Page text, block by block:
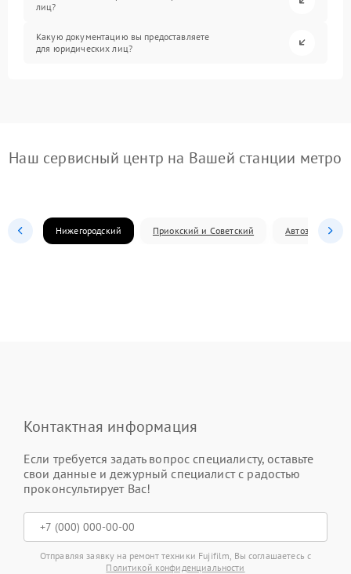
лиц?
Какую документацию вы предоставляете
для юридических лиц?
Наш сервисный центр на Вашей станции метро
Нижегородский Приокский и Советский Автозаводский
Контактная информация
Если требуется задать вопрос специалисту, оставьте
свои данные и дежурный специалист с радостью
проконсультирует Вас!
Отправляя заявку на ремонт техники Fujifilm, Вы соглашаетесь с
Политикой конфиденциальности